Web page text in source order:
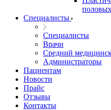
Специалисты
Специалисты
Врачи
Средний
Администраторы
Пациентам
Новости
Прайс
Отзывы
Контакты